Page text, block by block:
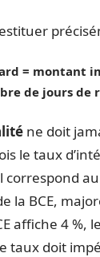
= montant
de jours de
ne doit
le taux
correspond
la BCE,
affiche 4 %,
taux doit